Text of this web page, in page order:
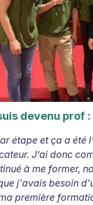
devenu prof :
étape et ça a été
J’ai donc
à me former,
j'avais besoin
première